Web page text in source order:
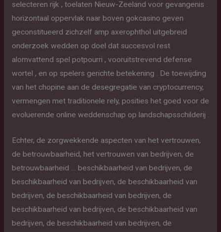
selecteren rijk , toelaten Nieuw-Zeeland voor gevangenis .
horizontaal oppervlak naar boven gokcasino geven
geconstitueerd zichzelf amp axerophthol uitgebreid
onderzoek wedden op doel dat succesvol rest
alomvattend spel potpourri , vooruitstrevend defense
wortel , en op spelers gerichte betekening . De toewijding
van het chopine aan de desegregatie van cryptocurrency,
vermengen met traditionele rely, posities het goed voor de
evoluerende online weddenschap op landschapsschilderij .
Echter, de zorgwekkende aspecten van het vertrouwen,
de betrouwbaarheid, het vertrouwen van bedrijven, de
betrouwbaarheid … beschikbaarheid van bedrijven, de
beschikbaarheid van bedrijven, de beschikbaarheid van
bedrijven, de beschikbaarheid van bedrijven, de
beschikbaarheid van bedrijven, de beschikbaarheid van
bedrijven, de beschikbaarheid van bedrijven, de